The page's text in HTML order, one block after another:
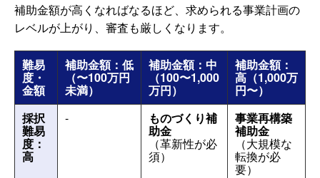
補助金額が高くなればなるほど、求められる事業計画の
レベルが上がり、審査も厳しくなります。
難易
度・
金額
補助金額：低
（〜100万円
未満）
補助金額：中
（100〜1,000
万円）
補助金額：
高 （1,000万
円〜）
採択
難易
度：
高
- ものづくり補
助金
（革新性が必
須）
事業再構築
補助金
（大規模な
転換が必
要）